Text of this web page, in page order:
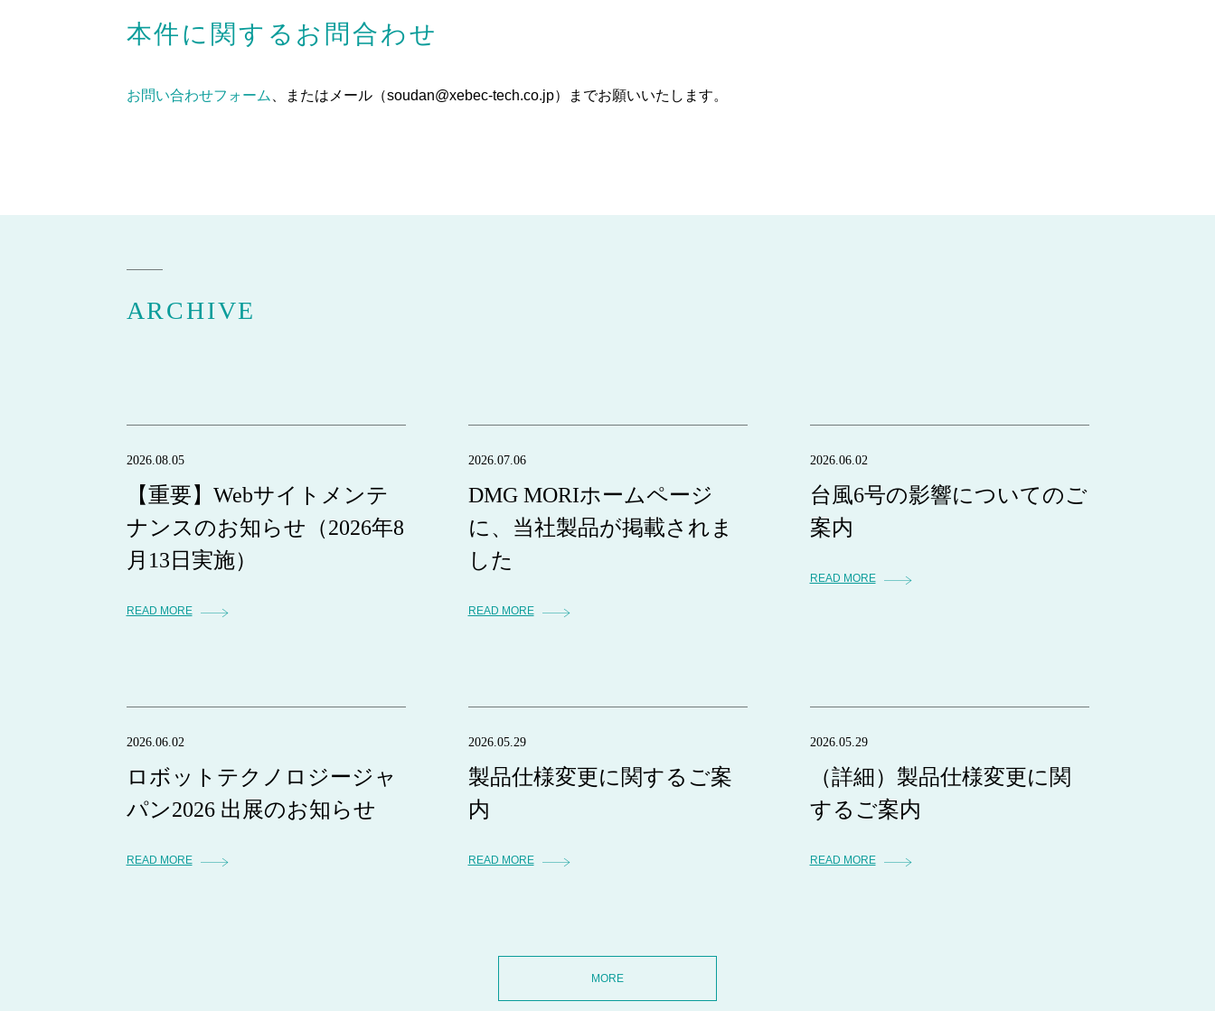
本件に関するお問合わせ
お問い合わせフォーム 、またはメール（soudan@xebec-tech.co.jp）までお願いいたします。
ARCHIVE
2026.08.05
【重要】Webサイトメンテ
ナンスのお知らせ（2026年8
月13日実施）
READ MORE
2026.07.06
DMG MORIホームページ
に、当社製品が掲載されま
した
READ MORE
2026.06.02
台風6号の影響についてのご
案内
READ MORE
2026.06.02
ロボットテクノロジージャ
パン2026 出展のお知らせ
READ MORE
2026.05.29
製品仕様変更に関するご案
内
READ MORE
2026.05.29
（詳細）製品仕様変更に関
するご案内
READ MORE
MORE